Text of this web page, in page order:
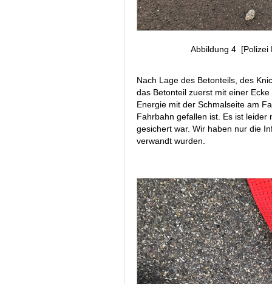
Abbildung 4 [Polizei
Nach Lage des Betonteils, des
das Betonteil zuerst mit einer
Energie mit der Schmalseite am
Fahrbahn gefallen ist. Es ist leider
gesichert war. Wir haben nur die
verwandt wurden.